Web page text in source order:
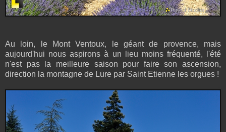
Au loin, le Mont Ventoux, le géant de provence, mais
aujourd'hui nous aspirons à un lieu moins fréquenté, l'été
n'est pas la meilleure saison pour faire son ascension,
direction la montagne de Lure par Saint Etienne les orgues !